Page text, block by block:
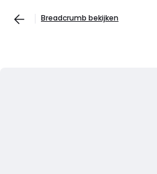
Breadcrumb bekijken